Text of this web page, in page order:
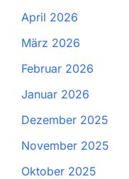
April 2026
März 2026
Februar 2026
Januar 2026
Dezember 2025
November 2025
Oktober 2025